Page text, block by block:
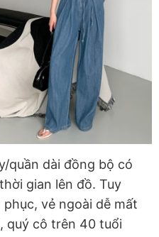
quần dài đồng bộ có
gian lên đồ. Tuy
vẻ ngoài dễ mất
quý cô trên 40 tuổi